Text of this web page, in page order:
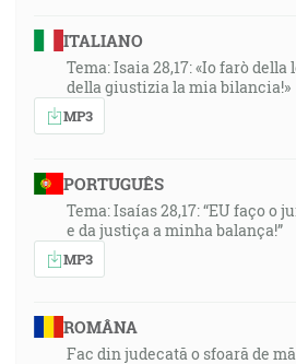
ITALIANO
Tema: Isaia 28,17: «Io farò
della giustizia la mia bilancia!»
MP3
PORTUGUÊS
Tema: Isaías 28,17: “EU faço o
e da justiça a minha balança!”
MP3
ROMÂNA
Fac din judecată o sfoară de